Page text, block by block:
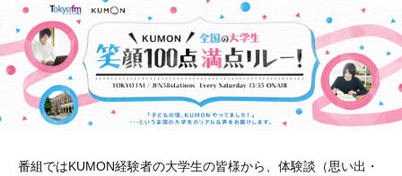
番組ではKUMON経験者の大学生の皆様から、体験談（思い出・